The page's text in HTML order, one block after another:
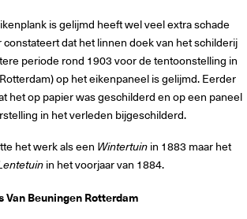
is gelijmd heeft wel veel extra schade
dat het linnen doek van het schilderij
periode rond 1903 voor de tentoonstelling in
op het eikenpaneel is gelijmd. Eerder
het op papier was geschilderd en op een paneel
in het verleden bijgeschilderd.
het werk als een Wintertuin in 1883 maar het
in het voorjaar van 1884.
Van Beuningen Rotterdam